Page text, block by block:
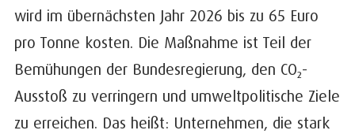
wird im übernächsten Jahr 2026 bis zu 65 Euro
pro Tonne kosten. Die Maßnahme ist Teil der
Bemühungen der Bundesregierung, den CO₂-
Ausstoß zu verringern und umweltpolitische Ziele
zu erreichen. Das heißt: Unternehmen, die stark